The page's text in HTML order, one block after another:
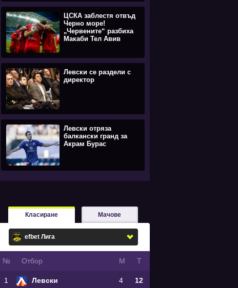
ЦСКА заблестя отвъд
Черно море!
„Червените“ разбиха
Макаби Тел Авив
Левски се раздели с
директор
Левски отряза
балкански гранд за
Акрам Бурас
Класиране Мачове
№ Oтбор М Т
1 Левски 4 12